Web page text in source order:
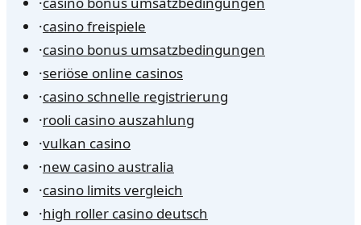
·casino freispiele
·casino bonus umsatzbedingungen
·seriöse online casinos
·casino schnelle registrierung
·rooli casino auszahlung
·vulkan casino
·new casino australia
·casino limits vergleich
·high roller casino deutsch